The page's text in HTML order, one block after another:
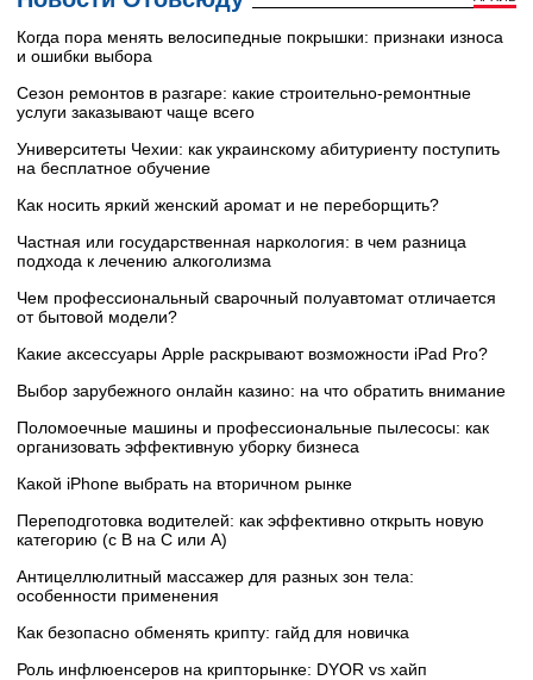
Когда пора менять велосипедные покрышки: признаки износа
и ошибки выбора
Сезон ремонтов в разгаре: какие строительно-ремонтные
услуги заказывают чаще всего
Университеты Чехии: как украинскому абитуриенту поступить
на бесплатное обучение
Как носить яркий женский аромат и не переборщить?
Частная или государственная наркология: в чем разница
подхода к лечению алкоголизма
Чем профессиональный сварочный полуавтомат отличается
от бытовой модели?
Какие аксессуары Apple раскрывают возможности iPad Pro?
Выбор зарубежного онлайн казино: на что обратить внимание
Поломоечные машины и профессиональные пылесосы: как
организовать эффективную уборку бизнеса
Какой iPhone выбрать на вторичном рынке
Переподготовка водителей: как эффективно открыть новую
категорию (с B на C или А)
Антицеллюлитный массажер для разных зон тела:
особенности применения
Как безопасно обменять крипту: гайд для новичка
Роль инфлюенсеров на крипторынке: DYOR vs хайп